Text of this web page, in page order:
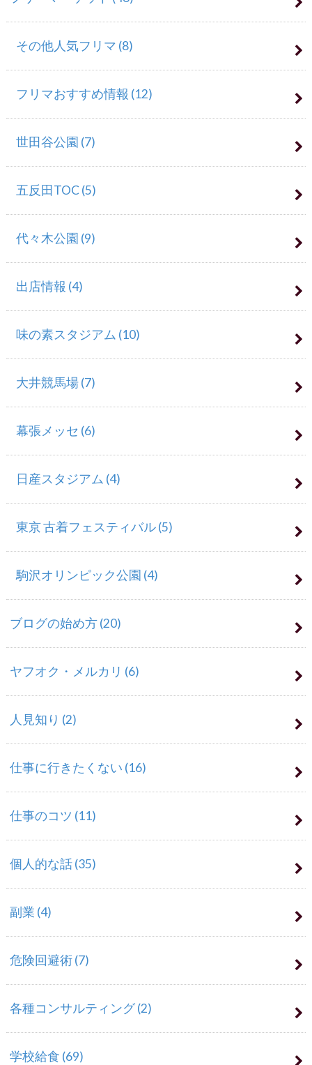
その他人気フリマ (8)
フリマおすすめ情報 (12)
世田谷公園 (7)
五反田TOC(5)
代々木公園 (9)
出店情報 (4)
味の素スタジアム (10)
大井競馬場(7)
幕張メッセ (6)
日産スタジアム (4)
東京 古着フェスティバル(5)
駒沢オリンピック公園 (4)
ブログの始め方(20)
ヤフオク・メルカリ (6)
人見知り (2)
仕事に行きたくない (16)
仕事のコツ (11)
個人的な話(35)
副業 (4)
危険回避術(7)
各種コンサルティング(2)
学校給食 (69)